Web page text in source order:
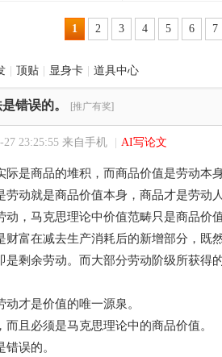
1 2 3 4 5 6 7
顶贴 显身卡 道具中心
错误的。 [推广有奖]
23:25:55 来自手机 AI写论文
际是商品的堆积，而商品价值是劳动本
劳动就是商品价值本身，商品才是劳动
，马克思理论中价值范畴只是商品价
财富在减去生产消耗后的新增部分，既
是剩余劳动。而大部分劳动阶级所获得
才是价值的唯一源泉。
且必须是马克思理论中的商品价值。
误的。